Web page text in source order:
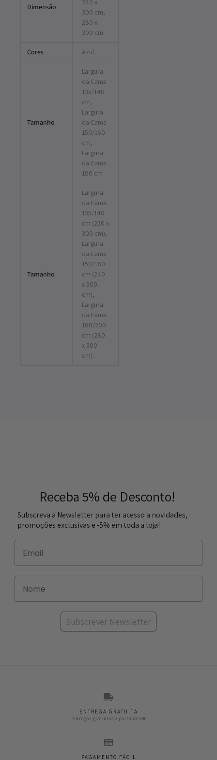
Dimensão
240 x
300 cm,
280 x
300 cm
Cores Azul
Tamanho
Largura
da Cama
135/140
cm,
Largura
da Cama
150/160
cm,
Largura
da Cama
180 cm
Tamanho
Largura
da Cama
135/140
cm (220 x
300 cm),
Largura
da Cama
150/160
cm (240
x 300
cm),
Largura
da Cama
180/200
cm (280
x 300
cm)
Receba 5% de Desconto!
Subscreva a Newsletter para ter acesso a novidades,
promoções exclusivas e -5% em toda a loja!
Subscrever Newsletter
ENTREGA GRATUITA
Entregas gratuitas a partir de 50€
PAGAMENTO FÁCIL